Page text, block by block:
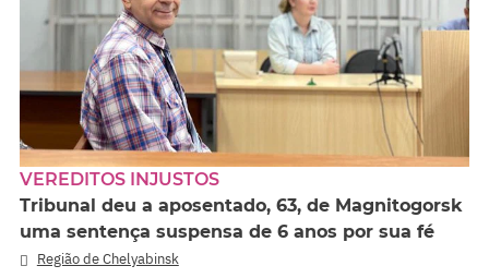
VEREDITOS INJUSTOS
Tribunal deu a aposentado, 63, de Magnitogorsk
uma sentença suspensa de 6 anos por sua fé
Região de Chelyabinsk